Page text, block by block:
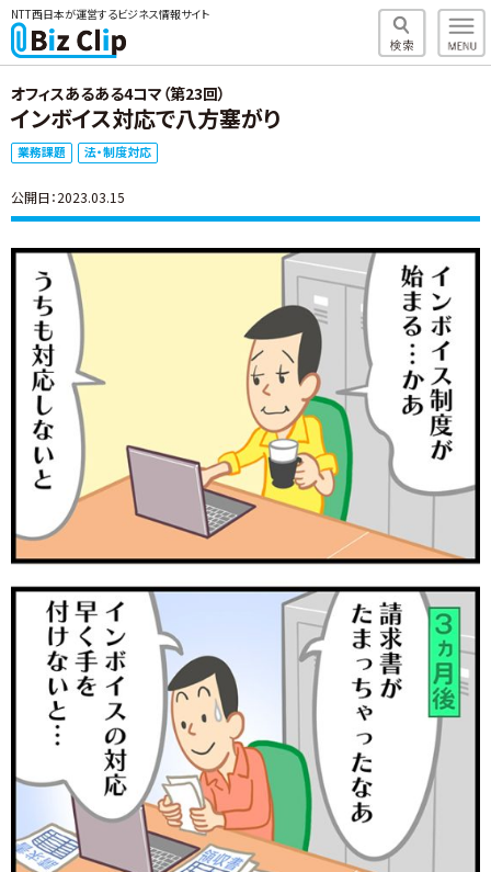
NTT西日本が運営するビジネス情報サイト
オフィスあるある4コマ（第23回）
インボイス対応で八方塞がり
業務課題 法・制度対応
公開日：2023.03.15